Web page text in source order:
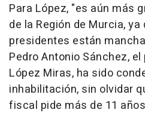
Para López, "es aún más
de la Región de Murcia,
presidentes están
Pedro Antonio Sánchez,
López Miras, ha sido
inhabilitación, sin olvidar
fiscal pide más de 11